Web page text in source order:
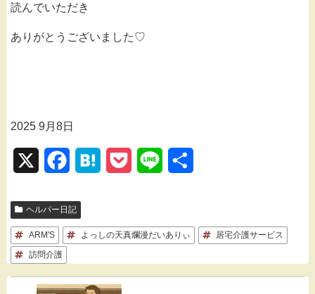
読んでいただき
ありがとうございました♡
2025 9月8日
c
e
b
o
e
n
a
k
e
e
ヘルパー日記
ARM'S よっしの天真爛漫だいありぃ
居宅介護サービス
訪問介護